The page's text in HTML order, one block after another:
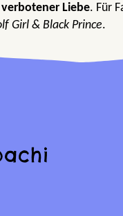
verbotener Liebe. Für
Girl & Black Prince.